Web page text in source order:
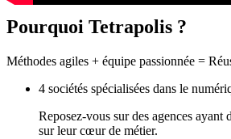
Pourquoi Tetrapolis ?
Méthodes agiles + équipe passionnée =
4 sociétés spécialisées dans le
Reposez-vous sur des agences ayant
sur leur cœur de métier.